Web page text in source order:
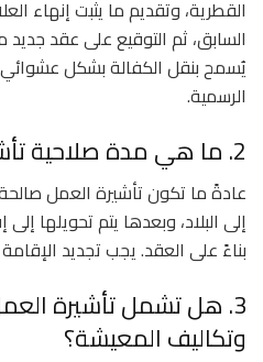
القطرية، وتقديم ما يثبت إنهاء
السابق، ثم التوقيع على عقد
يُسمح بنقل الكفالة بشكل
الرسمية.
2. ما هي مدة صلاحية تأشيرة العمل في قطر؟
إلى البلاد، وبعدها يتم تحويلها
بناءً على العقد. يجب تجديد
3. هل تشمل تأشيرة
وتكاليف المعيشة؟